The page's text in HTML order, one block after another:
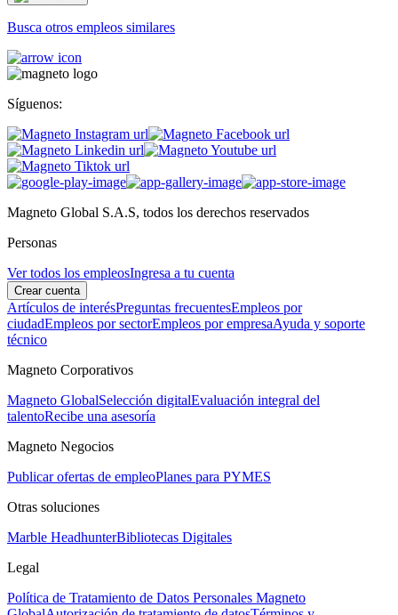
Busca otros empleos similares
Síguenos:
Magneto Global S.A.S, todos los derechos reservados
Personas
Ver todos los empleosIngresa a tu cuenta
Crear cuenta
Artículos de interésPreguntas frecuentesEmpleos por
ciudadEmpleos por sectorEmpleos por empresaAyuda y soporte
técnico
Magneto Corporativos
Magneto GlobalSelección digitalEvaluación integral del
talentoRecibe una asesoría
Magneto Negocios
Publicar ofertas de empleoPlanes para PYMES
Otras soluciones
Marble HeadhunterBibliotecas Digitales
Legal
Política de Tratamiento de Datos Personales Magneto